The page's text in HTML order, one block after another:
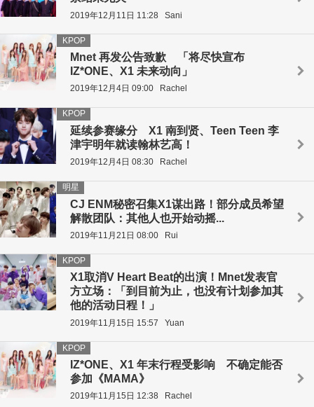
2019年12月11日 11:28 Sani
Mnet 再发公告致歉 「将尽快宣布
IZ*ONE、X1 未来动向」
KPOP
2019年12月4日 09:00 Rachel
延续参赛缘分 X1 南到贤、Teen Teen 李
津宇明年就读翰林艺高！
KPOP
2019年12月4日 08:30 Rachel
CJ ENM秘密召集X1谋出路！部分成员希望
解散团队：其他人也开始动摇...
明星
2019年11月21日 08:00 Rui
X1取消V Heart Beat的出演！Mnet发表官
方立场：「到目前为止，也没有计划参加其
他的活动日程！」
KPOP
2019年11月15日 15:57 Yuan
IZ*ONE、X1 年末行程受影响 不确定能否
参加《MAMA》
KPOP
2019年11月15日 12:38 Rachel